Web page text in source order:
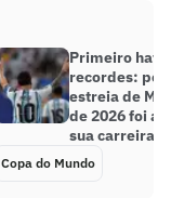
Primeiro hat-
recordes: por
estreia de
de 2026 foi a
sua carreira
Copa do Mundo